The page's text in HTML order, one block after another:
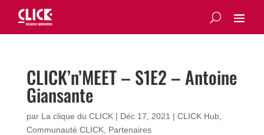
CLICK’n’MEET – S1E2 – Antoine
Giansante
par La clique du CLICK| Déc 17, 2021 | CLICK Hub,
Communauté CLICK, Partenaires